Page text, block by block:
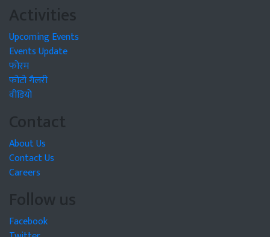
Activities
Upcoming Events
Events Update
फोरम
फोटो गैलरी
वीडियो
Contact
About Us
Contact Us
Careers
Follow us
Facebook